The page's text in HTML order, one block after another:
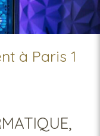
à Paris 1